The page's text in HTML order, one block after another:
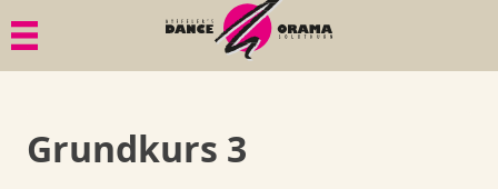
Grundkurs 3
Menü
Philosophie
Menü
Dies & Das
Menü
Tänze